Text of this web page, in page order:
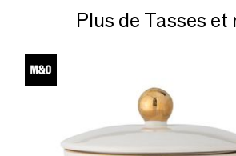
Plus de Tasses et